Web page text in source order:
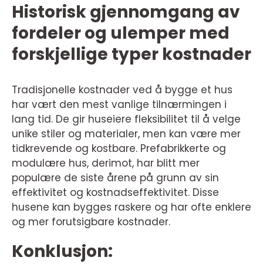
Historisk gjennomgang av
fordeler og ulemper med
forskjellige typer kostnader
Tradisjonelle kostnader ved å bygge et hus
har vært den mest vanlige tilnærmingen i
lang tid. De gir huseiere fleksibilitet til å velge
unike stiler og materialer, men kan være mer
tidkrevende og kostbare. Prefabrikkerte og
modulære hus, derimot, har blitt mer
populære de siste årene på grunn av sin
effektivitet og kostnadseffektivitet. Disse
husene kan bygges raskere og har ofte enklere
og mer forutsigbare kostnader.
Konklusjon: